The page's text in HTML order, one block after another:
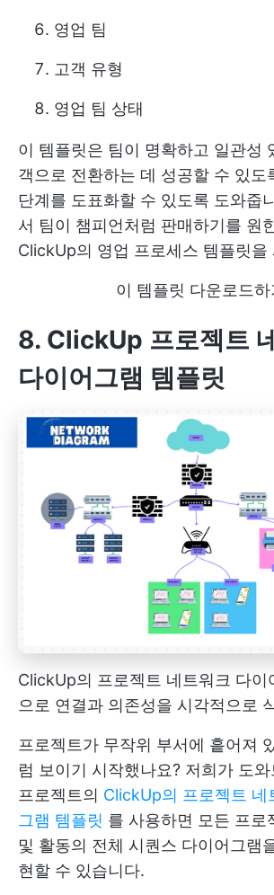
영업 팀
고객 유형
영업 팀 상태
이 템플릿은 팀이 명확하고 일관성
객으로 전환하는 데 성공할 수 있도
단계를 도표화할 수 있도록 도와줍
서 팀이 챔피언처럼 판매하기를 원
ClickUp의 영업 프로세스 템플릿을
이 템플릿 다운로드하
8. ClickUp 프로젝트
다이어그램 템플릿
ClickUp의 프로젝트 네트워크 다이
으로 연결과 의존성을 시각적으로
프로젝트가 무작위 부서에 흩어져
럼 보이기 시작했나요? 저희가 도
프로젝트의 ClickUp의 프로젝트 네
그램 템플릿 를 사용하면 모든 프로
및 활동의 전체 시퀀스 다이어그램
현할 수 있습니다.